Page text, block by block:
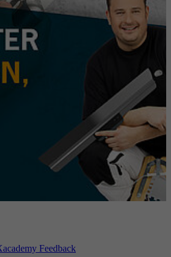
Feedback
reCAPTCHA
setzt ein notwendiges Cookie
wenn es zum Zweck der